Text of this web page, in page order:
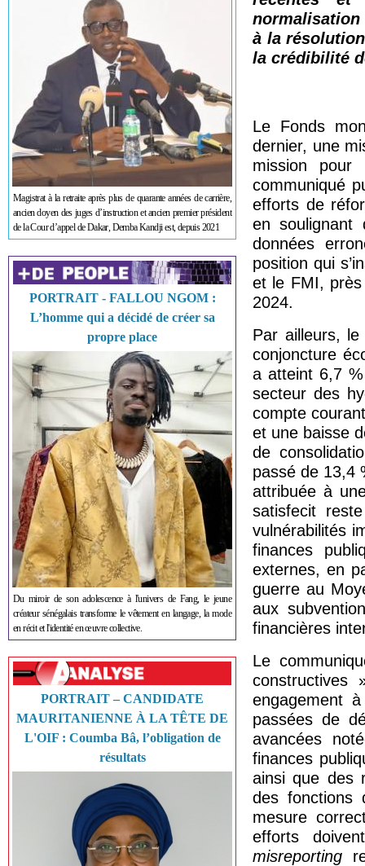
Magistrat à la retraite après plus de quarante années de carrière,
ancien doyen des juges d’instruction et ancien premier président
de la Cour d’appel de Dakar, Demba Kandji est, depuis 2021
PORTRAIT - FALLOU NGOM :
L’homme qui a décidé de créer sa
propre place
Du miroir de son adolescence à l'univers de Fang, le jeune
créateur sénégalais transforme le vêtement en langage, la mode
en récit et l'identité en œuvre collective.
PORTRAIT – CANDIDATE
MAURITANIENNE À LA TÊTE DE
L'OIF : Coumba Bâ, l’obligation de
résultats
à la
la crédibilité
Le Fonds
dernier, une
mission pour
communiqué
efforts de
en soulignant
données
position qui
et le FMI, près
2024.
Par ailleurs,
conjoncture
a atteint 6,7
secteur des
compte
et une baisse
de
passé de 13,4
attribuée à
satisfecit
vulnérabilités
finances
externes, en
guerre au
aux
financières
Le
constructives
engagement
passées de
avancées
finances
ainsi que des
des fonctions
mesure
efforts
misreporting